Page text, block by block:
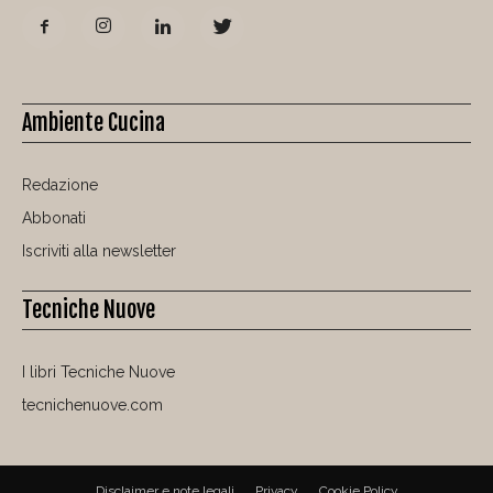
Ambiente Cucina
Redazione
Abbonati
Iscriviti alla newsletter
Tecniche Nuove
I libri Tecniche Nuove
tecnichenuove.com